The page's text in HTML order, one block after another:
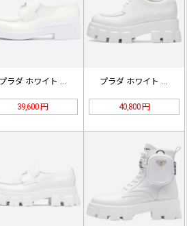
プラダ ホワイト チョコレート ブラ…
39,600 円
プラダ ホワイト モノリス ブラッシ…
40,800 円